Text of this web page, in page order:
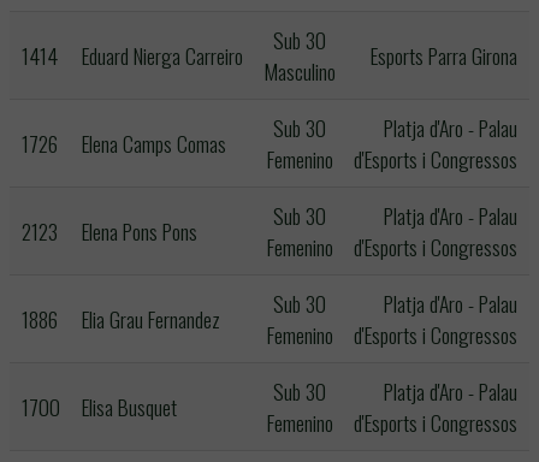
1414 Eduard Nierga Carreiro
Sub 30
Masculino
Esports Parra Girona
1726 Elena Camps Comas
Sub 30
Femenino
Platja d'Aro - Palau
d'Esports i Congressos
2123 Elena Pons Pons
Sub 30
Femenino
Platja d'Aro - Palau
d'Esports i Congressos
1886 Elia Grau Fernandez
Sub 30
Femenino
Platja d'Aro - Palau
d'Esports i Congressos
1700 Elisa Busquet
Sub 30
Femenino
Platja d'Aro - Palau
d'Esports i Congressos